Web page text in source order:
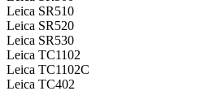
Leica SR510
Leica SR520
Leica SR530
Leica TC1102
Leica TC1102C
Leica TC402